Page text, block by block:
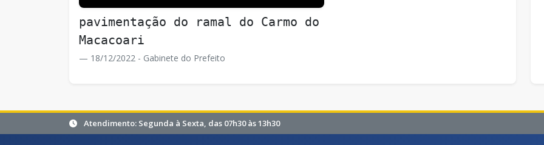
pavimentação do ramal do Carmo do
Macacoari
18/12/2022 - Gabinete do Prefeito
Atendimento: Segunda à Sexta, das 07h30 às 13h30